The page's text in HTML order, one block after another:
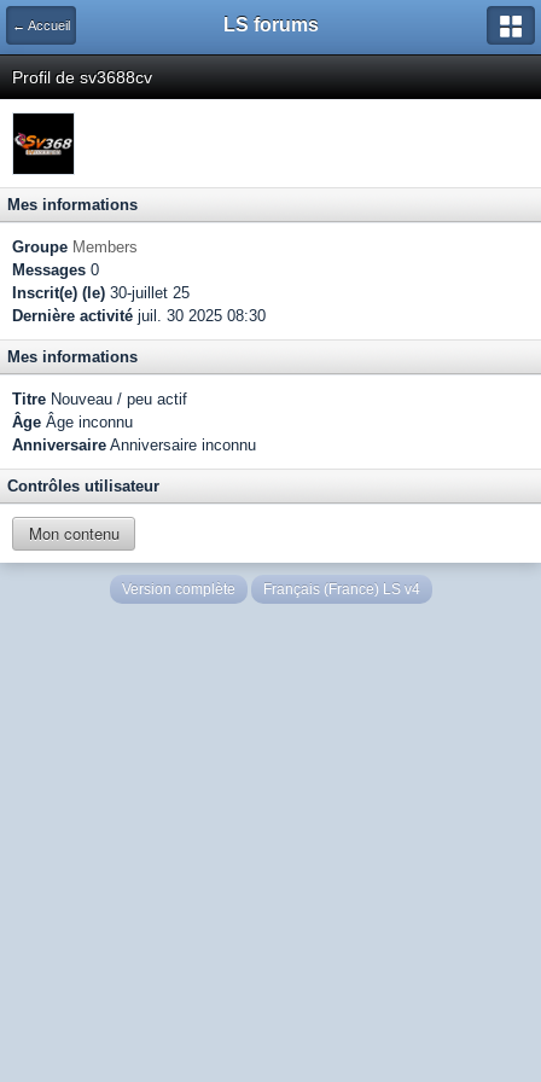
← Accueil LS forums
Profil de sv3688cv
Mes informations
Groupe Members
Messages 0
Inscrit(e) (le) 30-juillet 25
Dernière activité juil. 30 2025 08:30
Mes informations
Titre Nouveau / peu actif
Âge Âge inconnu
Anniversaire Anniversaire inconnu
Contrôles utilisateur
Mon contenu
Version complète Français (France) LS v4